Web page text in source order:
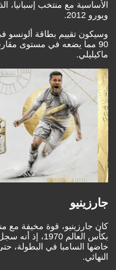
مما يضعه في مستوى مقارب
قوة مخيفة مع منتخب
بكأس العالم 1970، إذ أنه
السامبا في البطولة، حتى